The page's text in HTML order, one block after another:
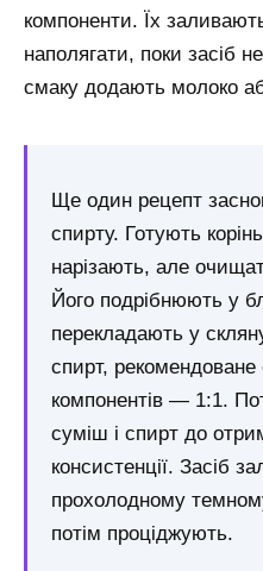
компоненти. Їх
наполягати, поки засіб
смаку додають молоко
Ще один рецепт
спирту. Готують
нарізають, але
Його подрібнюють у
перекладають у
спирт, рекомендоване
компонентів — 1:1.
суміш і спирт до
консистенції. Засіб
прохолодному
потім проціджують.